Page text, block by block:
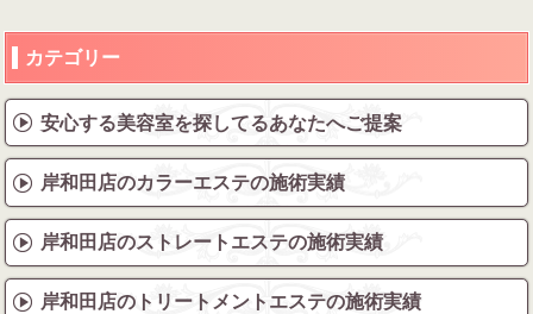
カテゴリー
安心する美容室を探してるあなたへご提案
岸和田店のカラーエステの施術実績
岸和田店のストレートエステの施術実績
岸和田店のトリートメントエステの施術実績